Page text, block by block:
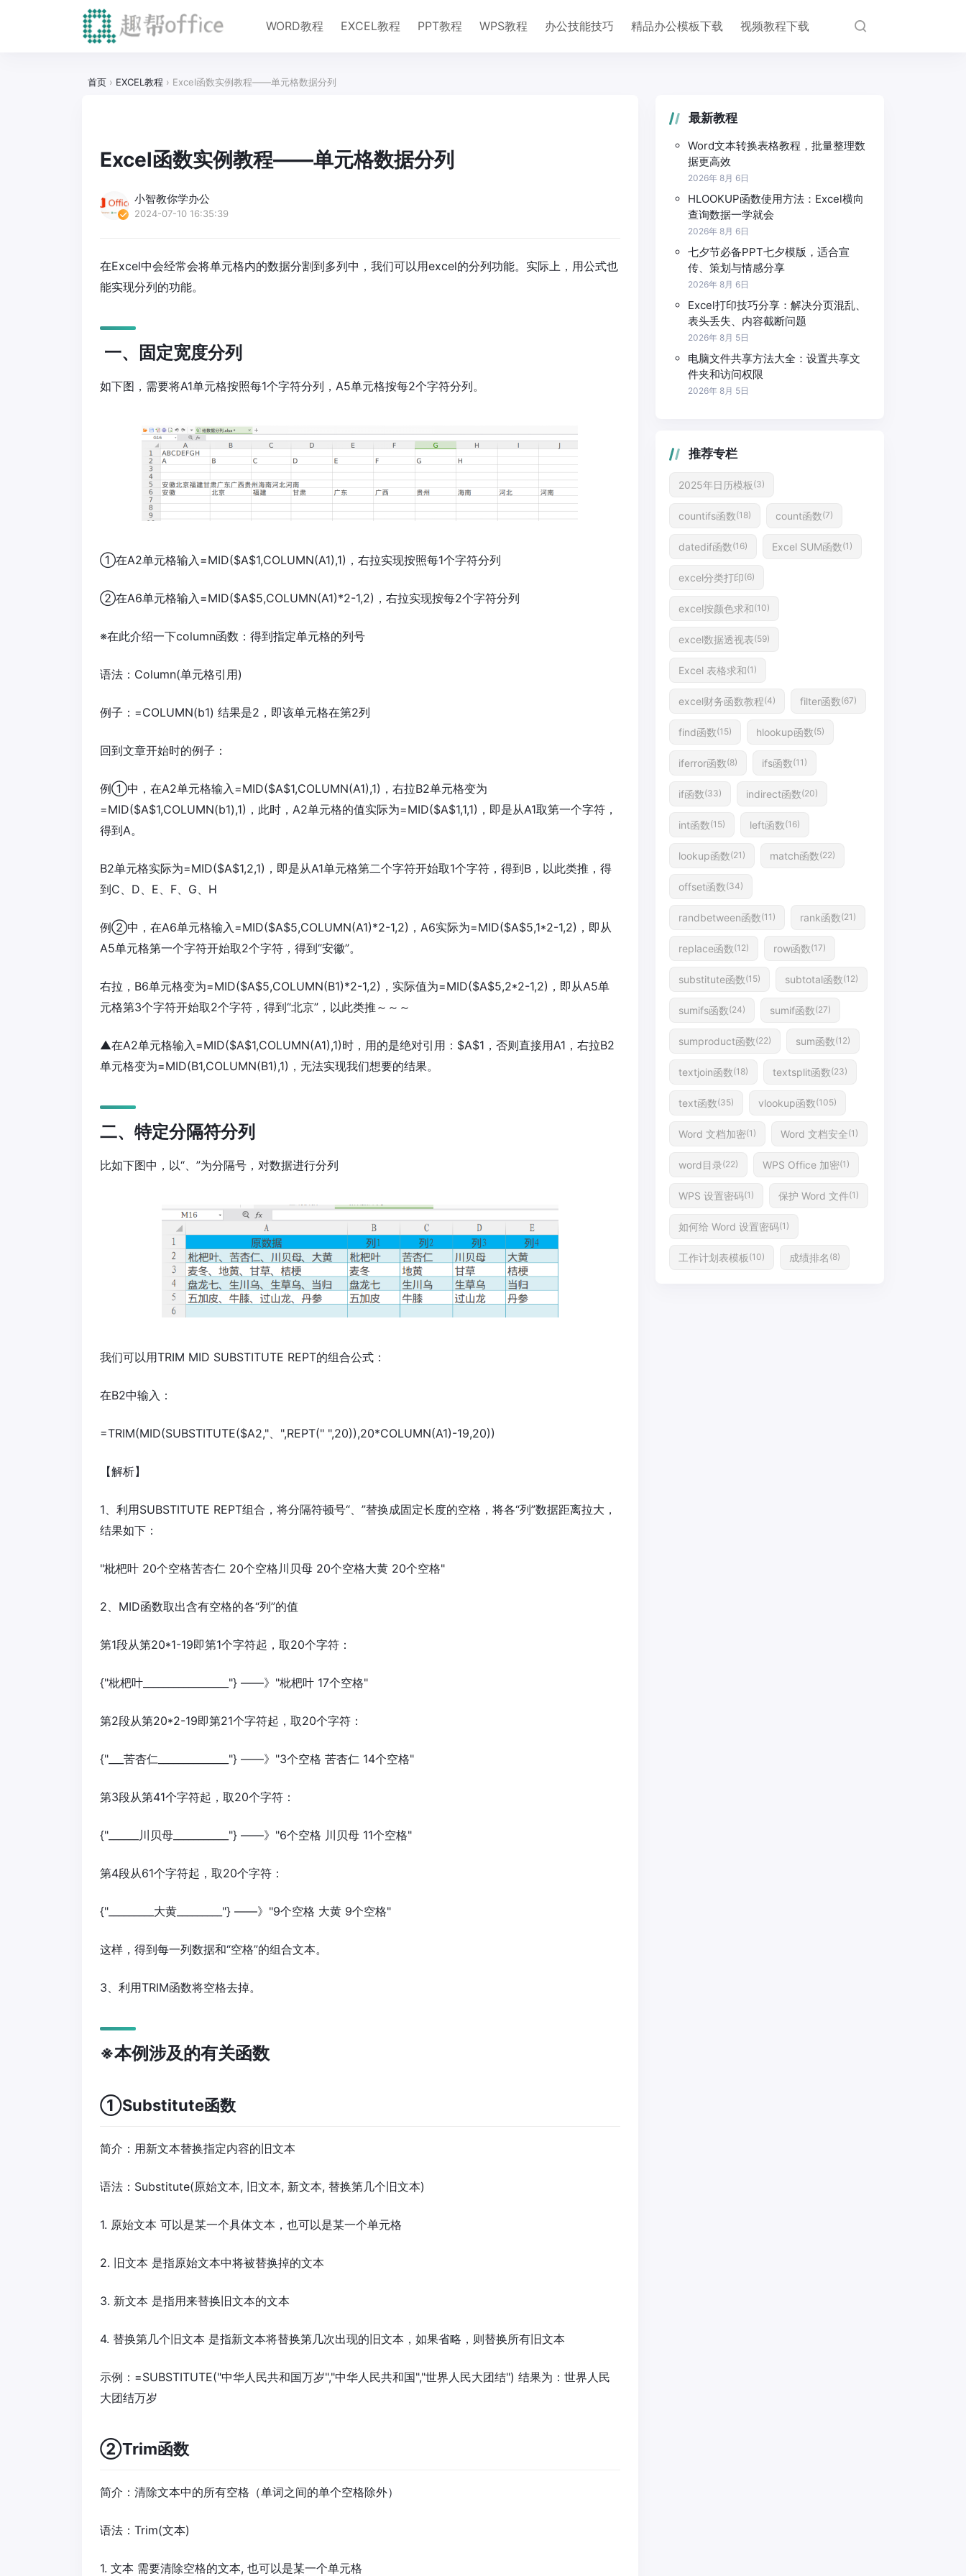
WORD教程 EXCEL教程 PPT教程 WPS教程 办公技能技巧 精品办公模板下载 视频教程下载
首页 › EXCEL教程 › Excel函数实例教程——单元格数据分列
Excel函数实例教程——单元格数据分列
小智教你学办公
2024-07-10 16:35:39
在Excel中会经常会将单元格内的数据分割到多列中，我们可以用excel的分列功能。实际上，用公式也
能实现分列的功能。
一、固定宽度分列
如下图，需要将A1单元格按照每1个字符分列，A5单元格按每2个字符分列。
①在A2单元格输入=MID($A$1,COLUMN(A1),1)，右拉实现按照每1个字符分列
②在A6单元格输入=MID($A$5,COLUMN(A1)*2-1,2)，右拉实现按每2个字符分列
※在此介绍一下column函数：得到指定单元格的列号
语法：Column(单元格引用)
例子：=COLUMN(b1) 结果是2，即该单元格在第2列
回到文章开始时的例子：
例①中，在A2单元格输入=MID($A$1,COLUMN(A1),1)，右拉B2单元格变为
=MID($A$1,COLUMN(b1),1)，此时，A2单元格的值实际为=MID($A$1,1,1)，即是从A1取第一个字符，
得到A。
B2单元格实际为=MID($A$1,2,1)，即是从A1单元格第二个字符开始取1个字符，得到B，以此类推，得
到C、D、E、F、G、H
例②中，在A6单元格输入=MID($A$5,COLUMN(A1)*2-1,2)，A6实际为=MID($A$5,1*2-1,2)，即从
A5单元格第一个字符开始取2个字符，得到“安徽”。
右拉，B6单元格变为=MID($A$5,COLUMN(B1)*2-1,2)，实际值为=MID($A$5,2*2-1,2)，即从A5单
元格第3个字符开始取2个字符，得到“北京”，以此类推～～～
▲在A2单元格输入=MID($A$1,COLUMN(A1),1)时，用的是绝对引用：$A$1，否则直接用A1，右拉B2
单元格变为=MID(B1,COLUMN(B1),1)，无法实现我们想要的结果。
二、特定分隔符分列
比如下图中，以“、”为分隔号，对数据进行分列
我们可以用TRIM MID SUBSTITUTE REPT的组合公式：
在B2中输入：
=TRIM(MID(SUBSTITUTE($A2,"、",REPT(" ",20)),20*COLUMN(A1)-19,20))
【解析】
1、利用SUBSTITUTE REPT组合，将分隔符顿号“、”替换成固定长度的空格，将各“列”数据距离拉大，
结果如下：
"枇杷叶 20个空格苦杏仁 20个空格川贝母 20个空格大黄 20个空格"
2、MID函数取出含有空格的各“列”的值
第1段从第20*1-19即第1个字符起，取20个字符：
{"枇杷叶_________________"} ——》"枇杷叶 17个空格"
第2段从第20*2-19即第21个字符起，取20个字符：
{"___苦杏仁______________"} ——》"3个空格 苦杏仁 14个空格"
第3段从第41个字符起，取20个字符：
{"______川贝母___________"} ——》"6个空格 川贝母 11个空格"
第4段从61个字符起，取20个字符：
{"_________大黄_________"} ——》"9个空格 大黄 9个空格"
这样，得到每一列数据和“空格”的组合文本。
3、利用TRIM函数将空格去掉。
※本例涉及的有关函数
①Substitute函数
简介：用新文本替换指定内容的旧文本
语法：Substitute(原始文本, 旧文本, 新文本, 替换第几个旧文本)
1. 原始文本 可以是某一个具体文本，也可以是某一个单元格
2. 旧文本 是指原始文本中将被替换掉的文本
3. 新文本 是指用来替换旧文本的文本
4. 替换第几个旧文本 是指新文本将替换第几次出现的旧文本，如果省略，则替换所有旧文本
示例：=SUBSTITUTE("中华人民共和国万岁","中华人民共和国","世界人民大团结") 结果为：世界人民
大团结万岁
②Trim函数
简介：清除文本中的所有空格（单词之间的单个空格除外）
语法：Trim(文本)
1. 文本 需要清除空格的文本, 也可以是某一个单元格
最新教程
Word文本转换表格教程，批量整理数
据更高效
2026年 8月 6日
HLOOKUP函数使用方法：Excel横向
查询数据一学就会
2026年 8月 6日
七夕节必备PPT七夕模版，适合宣
传、策划与情感分享
2026年 8月 6日
Excel打印技巧分享：解决分页混乱、
表头丢失、内容截断问题
2026年 8月 5日
电脑文件共享方法大全：设置共享文
件夹和访问权限
2026年 8月 5日
推荐专栏
2025年日历模板 (3)
countifs函数(18) count函数(7)
datedif函数(16) Excel SUM函数(1)
excel分类打印(6)
excel按颜色求和(10)
excel数据透视表(59)
Excel 表格求和(1)
excel财务函数教程(4) filter函数(67)
find函数(15) hlookup函数(5)
iferror函数(8) ifs函数(11)
if函数(33) indirect函数(20)
int函数(15) left函数(16)
lookup函数(21) match函数(22)
offset函数(34)
randbetween函数(11) rank函数(21)
replace函数(12) row函数(17)
substitute函数(15) subtotal函数(12)
sumifs函数(24) sumif函数(27)
sumproduct函数(22) sum函数(12)
textjoin函数(18) textsplit函数(23)
text函数(35) vlookup函数(105)
Word 文档加密(1) Word 文档安全(1)
word目录(22) WPS Office 加密(1)
WPS 设置密码(1) 保护 Word 文件(1)
如何给 Word 设置密码(1)
工作计划表模板 (10) 成绩排名 (8)